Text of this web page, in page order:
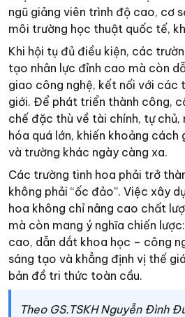
ngũ giảng viên trình độ cao, cơ
môi trường học thuật quốc tế,
Khi hội tụ đủ điều kiện, các
tạo nhân lực đỉnh cao mà còn
giao công nghệ, kết nối với các
giới. Để phát triển thành công,
chế đặc thù về tài chính, tự chủ,
hóa quá lớn, khiến khoảng cách
và trường khác ngày càng xa.
Các trường tinh hoa phải trở
không phải “ốc đảo”. Việc xây
hoa không chỉ nâng cao chất
mà còn mang ý nghĩa chiến
cao, dẫn dắt khoa học – công
sáng tạo và khẳng định vị thế
bản đồ tri thức toàn cầu.
Theo GS.TSKH Nguyễn Đình